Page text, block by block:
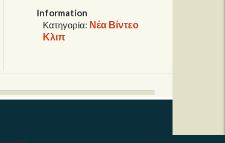
Information
Κατηγορία: Νέα Βίντεο
Κλιπ